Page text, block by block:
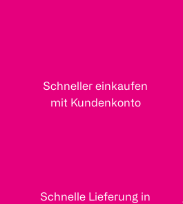
Schneller einkaufen
mit Kundenkonto
Schnelle Lieferung in